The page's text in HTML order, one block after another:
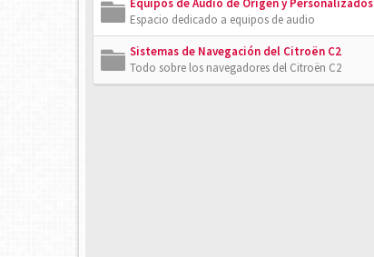
Equipos de Audio de Origen y Personalizados
Espacio dedicado a equipos de audio
Sistemas de Navegación del Citroën C2
Todo sobre los navegadores del Citroën C2